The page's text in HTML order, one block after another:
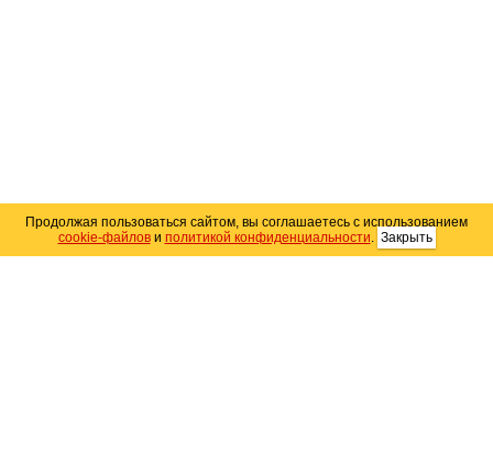
Продолжая пользоваться сайтом, вы соглашаетесь с использованием
cookie-файлови политикой конфиденциальности. Закрыть